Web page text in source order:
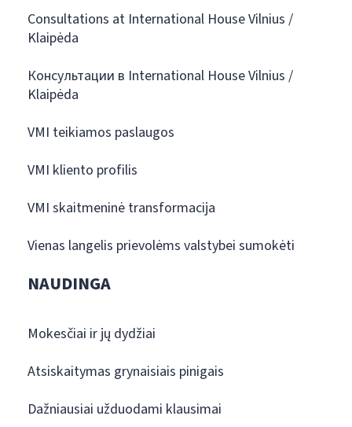
Consultations at International House Vilnius /
Klaipėda
Консультации в International House Vilnius /
Klaipėda
VMI teikiamos paslaugos
VMI kliento profilis
VMI skaitmeninė transformacija
Vienas langelis prievolėms valstybei sumokėti
NAUDINGA
Mokesčiai ir jų dydžiai
Atsiskaitymas grynaisiais pinigais
Dažniausiai užduodami klausimai